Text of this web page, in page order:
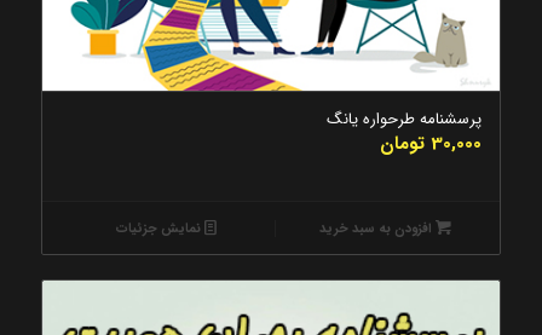
پرسشنامه طرحواره یانگ
30,000 تومان
افزودن به سبد خرید نمایش جزئیات